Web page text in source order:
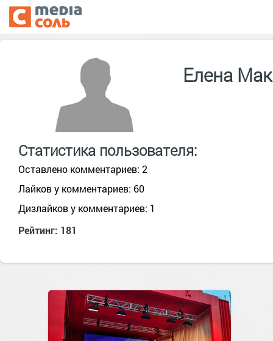
Елена
Статистика пользователя:
Оставлено комментариев: 2
Лайков у комментариев: 60
Дизлайков у комментариев: 1
Рейтинг: 181